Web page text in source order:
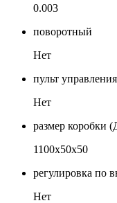
0.003
поворотный
Нет
пульт управления
Нет
размер коробки
1100х50х50
регулировка по
Нет